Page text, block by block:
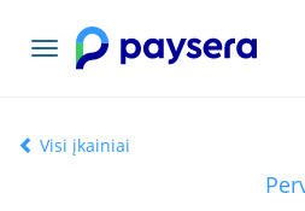
Toggle
navigation
Visi įkainiai